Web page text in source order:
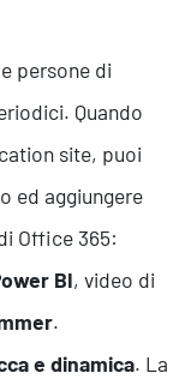
persone di
Quando
site, puoi
ed aggiungere
Office 365:
BI, video di
.
e dinamica. La